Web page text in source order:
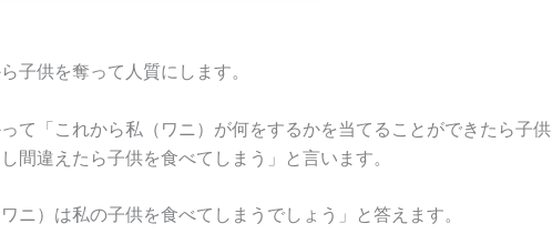
子供を奪って人質にします。
て「これから私（ワニ）が何をするかを当てることができたら子供
間違えたら子供を食べてしまう」と言います。
ニ）は私の子供を食べてしまうでしょう」と答えます。